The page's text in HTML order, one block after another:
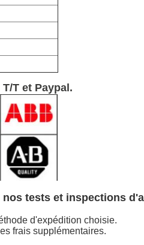
T et Paypal.
tests et inspections
d'expédition choisie.
frais supplémentaires.